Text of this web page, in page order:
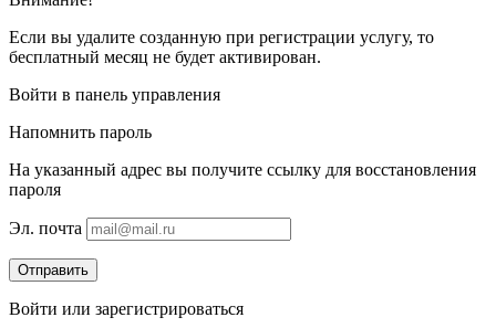
Если вы удалите созданную при регистрации услугу, то
бесплатный месяц не будет активирован.
Войти в панель управления
Напомнить пароль
На указанный адрес вы получите ссылку для восстановления
пароля
Эл. почта
Отправить
Войти или зарегистрироваться